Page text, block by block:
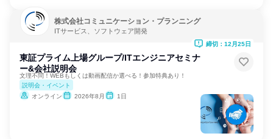
株式会社コミュニケーション・プランニング
ITサービス、ソフトウェア開発
東証プライム上場グループ/ITエンジニアセミナ
ー&会社説明会
文理不問！WEBもしくは動画配信か選べる！参加特典あり！
説明会・イベント
オンライン
2026年8月 1日
締切：12月25日